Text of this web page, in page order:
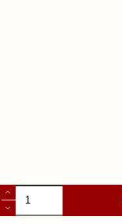
Ξύλινο
τραπεζάκι
"Τ165.21"